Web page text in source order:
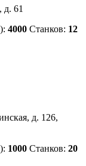
61
4000 Станков: 12
д. 126,
1000 Станков: 20